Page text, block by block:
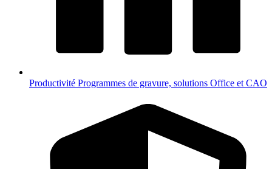
Productivité Programmes de gravure, solutions Office et CAO